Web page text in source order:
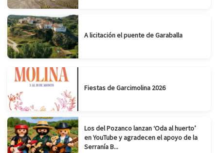
A licitación el puente de Garaballa
Fiestas de Garcimolina 2026
Los del Pozanco lanzan ‘Oda al huerto’
en YouTube y agradecen el apoyo de la
Serranía B...